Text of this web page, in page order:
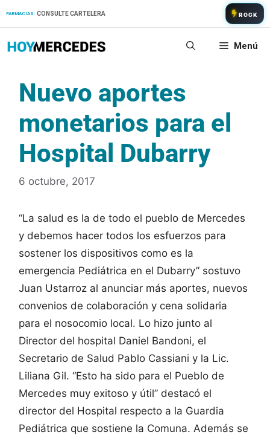
FARMACIAS: CONSULTE CARTELERA ROCK
Menú
Nuevo aportes
monetarios para el
Hospital Dubarry
6 octubre, 2017
“La salud es la de todo el pueblo de Mercedes
y debemos hacer todos los esfuerzos para
sostener los dispositivos como es la
emergencia Pediátrica en el Dubarry” sostuvo
Juan Ustarroz al anunciar más aportes, nuevos
convenios de colaboración y cena solidaria
para el nosocomio local. Lo hizo junto al
Director del hospital Daniel Bandoni, el
Secretario de Salud Pablo Cassiani y la Lic.
Liliana Gil. “Esto ha sido para el Pueblo de
Mercedes muy exitoso y útil” destacó el
director del Hospital respecto a la Guardia
Pediátrica que sostiene la Comuna. Además se